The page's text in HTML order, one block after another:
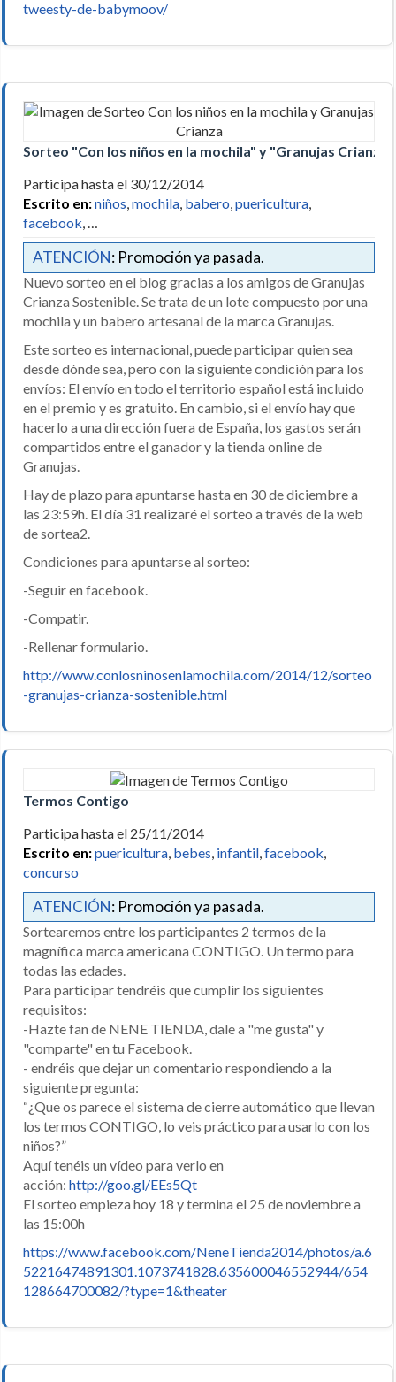
tweesty-de-babymoov/
Sorteo "Con los niños en la mochila" y "Granujas Crianza"
Participa hasta el 30/12/2014
Escrito en:niños,mochila, babero,puericultura,
facebook, …
ATENCIÓN: Promoción ya pasada.
Nuevo sorteo en el blog gracias a los amigos de Granujas
Crianza Sostenible. Se trata de un lote compuesto por una
mochila y un babero artesanal de la marca Granujas.
Este sorteo es internacional, puede participar quien sea
desde dónde sea, pero con la siguiente condición para los
envíos: El envío en todo el territorio español está incluido
en el premio y es gratuito. En cambio, si el envío hay que
hacerlo a una dirección fuera de España, los gastos serán
compartidos entre el ganador y la tienda online de
Granujas.
Hay de plazo para apuntarse hasta en 30 de diciembre a
las 23:59h. El día 31 realizaré el sorteo a través de la web
de sortea2.
Condiciones para apuntarse al sorteo:
-Seguir en facebook.
-Compatir.
-Rellenar formulario.
http://www.conlosninosenlamochila.com/2014/12/sorteo
-granujas-crianza-sostenible.html
Termos Contigo
Participa hasta el 25/11/2014
Escrito en:puericultura, bebes, infantil,facebook,
concurso
ATENCIÓN: Promoción ya pasada.
Sortearemos entre los participantes 2 termos de la
magnífica marca americana CONTIGO. Un termo para
todas las edades.
Para participar tendréis que cumplir los siguientes
requisitos:
-Hazte fan de NENE TIENDA, dale a "me gusta" y
"comparte" en tu Facebook.
- endréis que dejar un comentario respondiendo a la
siguiente pregunta:
“¿Que os parece el sistema de cierre automático que llevan
los termos CONTIGO, lo veis práctico para usarlo con los
niños?”
Aquí tenéis un vídeo para verlo en
acción: http://goo.gl/EEs5Qt
El sorteo empieza hoy 18 y termina el 25 de noviembre a
las 15:00h
https://www.facebook.com/NeneTienda2014/photos/a.6
52216474891301.1073741828.635600046552944/654
128664700082/?type=1&theater